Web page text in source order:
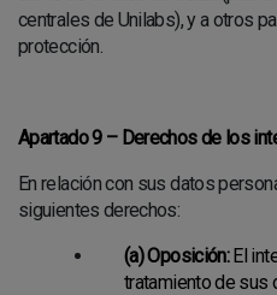
centrales de Unilabs), y a otros
protección.
Apartado 9 – Derechos de los
En relación con sus datos
siguientes derechos:
(a) Oposición:El
tratamiento de sus